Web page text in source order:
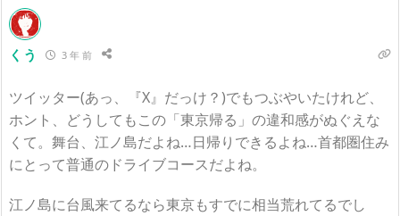
くう 3 年 前
ツイッター(あっ、『X』だっけ？)でもつぶやいたけれど、
ホント、どうしてもこの「東京帰る」の違和感がぬぐえな
くて。舞台、江ノ島だよね…日帰りできるよね…首都圏住み
にとって普通のドライブコースだよね。
江ノ島に台風来てるなら東京もすでに相当荒れてるでし